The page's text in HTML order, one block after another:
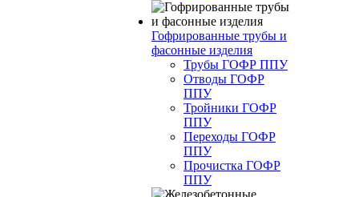
Гофрированные трубы и
фасонные изделия
Трубы ГОФР ППУ
Отводы ГОФР
ППУ
Тройники ГОФР
ППУ
Переходы ГОФР
ППУ
Прочистка ГОФР
ППУ